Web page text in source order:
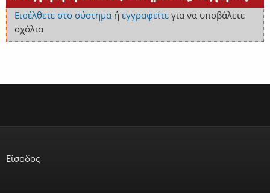
Εισέλθετε στο σύστημαή εγγραφείτεγια να υποβάλετε
σχόλια
Είσοδος